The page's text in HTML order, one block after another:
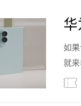
华
如
就来